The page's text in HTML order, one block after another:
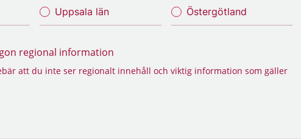
Uppsala län Östergötland
regional information
att du inte ser regionalt innehåll och viktig information som gäller